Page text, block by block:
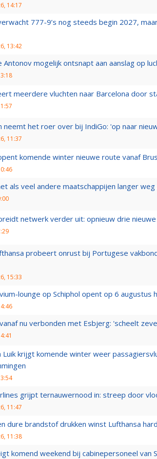
14:17
777-9’s nog steeds begin 2027,
13:42
Antonov mogelijk ontsnapt aan aanslag op
meerdere vluchten naar Barcelona door
neemt het roer over bij IndiGo: 'op naar
11:37
komende winter nieuwe route vanaf
als veel andere maatschappijen langer
netwerk verder uit: opnieuw drie
probeert onrust bij Portugese
15:33
lounge op Schiphol opent op 6 augustus
nu verbonden met Esbjerg: 'scheelt
Luik krijgt komende winter weer
grijpt ternauwernood in: streep door
11:47
dure brandstof drukken winst Lufthansa
11:38
komend weekend bij cabinepersoneel van